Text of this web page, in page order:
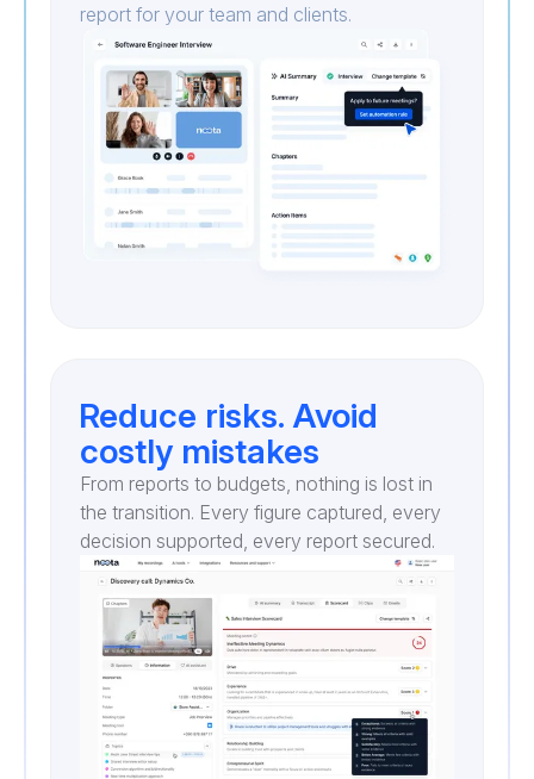
report for your team and clients.
Reduce risks. Avoid
costly mistakes
From reports to budgets, nothing is lost in
the transition. Every figure captured, every
decision supported, every report secured.